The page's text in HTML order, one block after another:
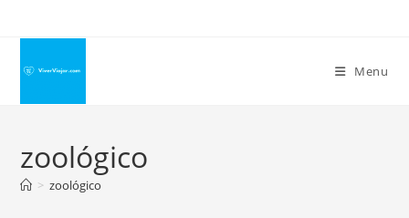
conteúdo
Menu
zoológico
> zoológico